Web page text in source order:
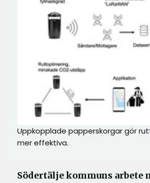
Uppkopplade papperskorgar gör
mer effektiva.
Södertälje kommuns arbete